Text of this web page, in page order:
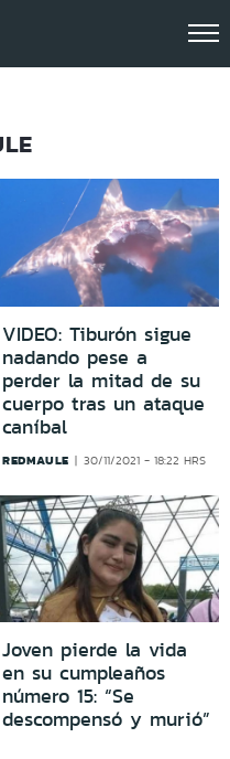
VIDEO: Tiburón sigue
nadando pese a
perder la mitad de su
cuerpo tras un ataque
caníbal
REDMAULE 30/11/2021 - 18:22 HRS
Joven pierde la vida
en su cumpleaños
número 15: “Se
descompensó y murió”